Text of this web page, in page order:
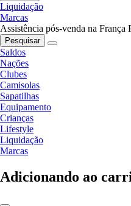
Liquidação
Marcas
Assistência pós-venda na França
Pesquisar
Saldos
Nações
Clubes
Camisolas
Sapatilhas
Equipamento
Crianças
Lifestyle
Liquidação
Marcas
Adicionando ao